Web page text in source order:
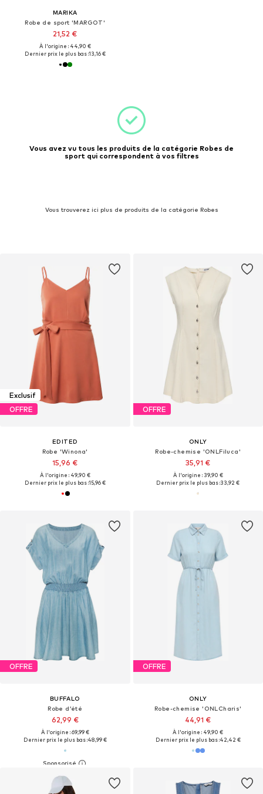
MARIKA
Robe de sport 'MARGOT'
21,52 €
À l'origine : 44,90 €
Dernier prix le plus bas :13,16 €
Vous avez vu tous les produits de la catégorie Robes de
sport qui correspondent à vos filtres
Vous trouverez ici plus de produits de la catégorie Robes
Exclusif
OFFRE
EDITED
Robe 'Winona'
15,96 €
À l'origine : 49,90 €
Dernier prix le plus bas :15,96 €
OFFRE
ONLY
Robe-chemise 'ONLFiluca'
35,91 €
À l'origine : 39,90 €
Dernier prix le plus bas :33,92 €
OFFRE
BUFFALO
Robe d’été
62,99 €
À l'origine : 69,99 €
Dernier prix le plus bas :48,99 €
OFFRE
ONLY
Robe-chemise 'ONLCharis'
44,91 €
À l'origine : 49,90 €
Dernier prix le plus bas :42,42 €